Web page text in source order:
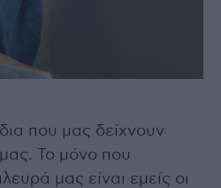
που μας δείχνουν
μας. Το μόνο που
μας είναι εμείς οι